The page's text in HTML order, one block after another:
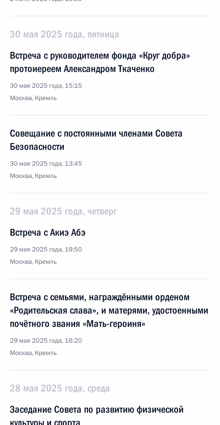
30 мая 2025 года, пятница
Встреча с руководителем фонда «Круг добра»
протоиереем Александром Ткаченко
30 мая 2025 года, 15:15
Москва, Кремль
Совещание с постоянными членами Совета
Безопасности
30 мая 2025 года, 13:45
Москва, Кремль
29 мая 2025 года, четверг
Встреча с Акиэ Абэ
29 мая 2025 года, 19:50
Москва, Кремль
Встреча с семьями, награждёнными орденом
«Родительская слава», и матерями, удостоенными
почётного звания «Мать-героиня»
29 мая 2025 года, 16:20
Москва, Кремль
28 мая 2025 года, среда
Заседание Совета по развитию физической
культуры и спорта